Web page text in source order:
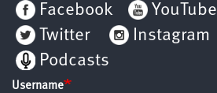
Facebook
YouTube
Twitter
Instagram
Podcasts
Username